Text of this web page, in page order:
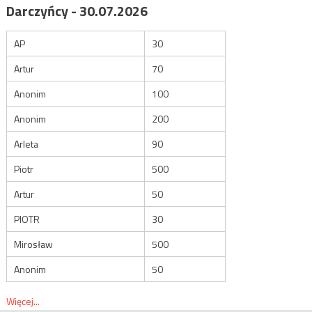
Darczyńcy - 30.07.2026
AP
30
Artur
70
Anonim
100
Anonim
200
Arleta
90
Piotr
500
Artur
50
PIOTR
30
Mirosław
500
Anonim
50
Więcej...